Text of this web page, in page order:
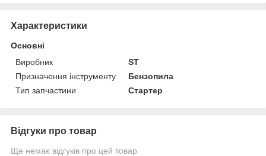
Характеристики
Основні
Виробник
ST
Призначення інструменту
Бензопила
Тип запчастини
Стартер
Відгуки про товар
Ще немає відгуків про цей товар